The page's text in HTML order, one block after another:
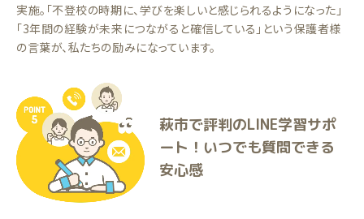
実施。「不登校の時期に、学びを楽しいと感じられるようになった」
「3年間の経験が未来につながると確信している」という保護者様
の言葉が、私たちの励みになっています。
萩市で評判のLINE学習サポ
ート！いつでも質問できる
安心感